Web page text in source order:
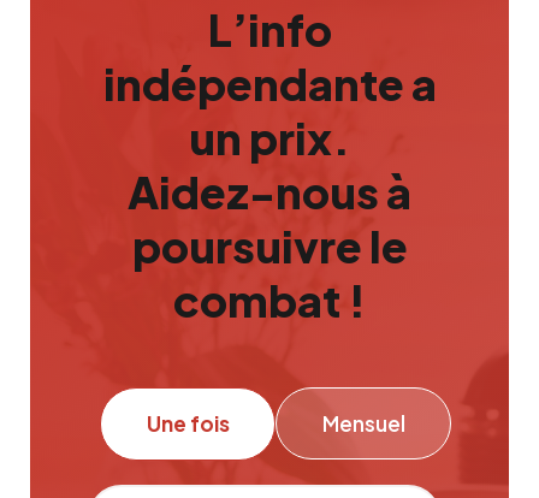
L’info
indépendante a
un prix.
Aidez-nous à
poursuivre le
combat !
Une fois Mensuel